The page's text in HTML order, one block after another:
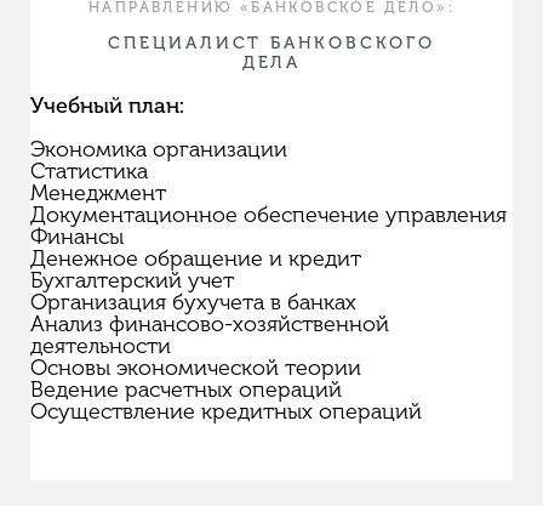
НАПРАВЛЕНИЮ «БАНКОВСКОЕ ДЕЛО»:
СПЕЦИАЛИСТ БАНКОВСКОГО
ДЕЛА
Учебный план:
Экономика организации
Статистика
Менеджмент
Документационное обеспечение управления
Финансы
Денежное обращение и кредит
Бухгалтерский учет
Организация бухучета в банках
Анализ финансово-хозяйственной
деятельности
Основы экономической теории
Ведение расчетных операций
Осуществление кредитных операций